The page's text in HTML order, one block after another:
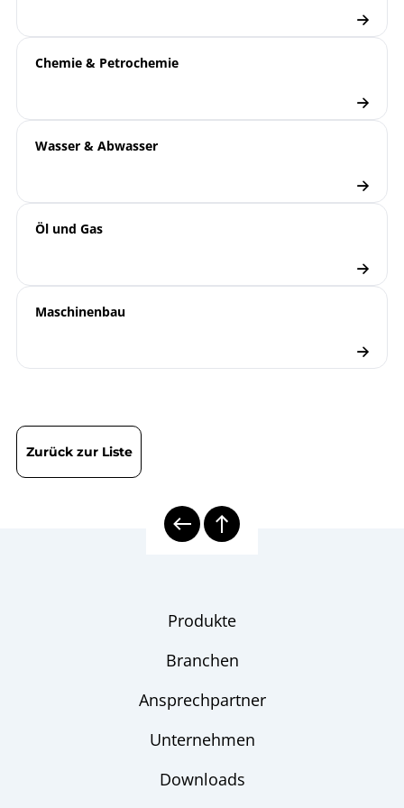
Chemie & Petrochemie
Wasser & Abwasser
Öl und Gas
Maschinenbau
Zurück zur Liste
Produkte
Branchen
Ansprechpartner
Unternehmen
Downloads